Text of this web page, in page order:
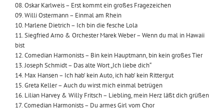
08. Oskar Karlweis – Erst kommt ein großes Fragezeichen
09. Willi Ostermann – Einmal am Rhein
10. Marlene Dietrich – Ich bin die fesche Lola
11. Siegfried Arno & Orchester Marek Weber – Wenn du mal in Hawaii
bist
12. Comedian Harmonists – Bin kein Hauptmann, bin kein großes Tier
13. Joseph Schmidt – Das alte Wort „Ich liebe dich“
14. Max Hansen – Ich hab’ kein Auto, ich hab’ kein Rittergut
15. Greta Keller – Auch du wirst mich einmal betrügen
16. Lilian Harvey & Willy Fritsch – Liebling, mein Herz läßt dich grüßen
17. Comedian Harmonists – Du armes Girl vom Chor